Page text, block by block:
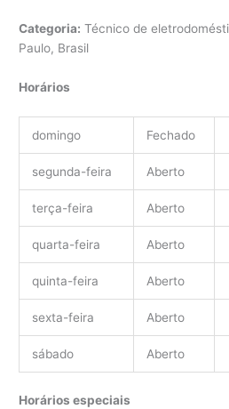
Categoria: Técnico de
Paulo, Brasil
Horários
domingo Fechado
segunda-feira Aberto
terça-feira Aberto
quarta-feira Aberto
quinta-feira Aberto
sexta-feira Aberto
sábado Aberto
Horários especiais